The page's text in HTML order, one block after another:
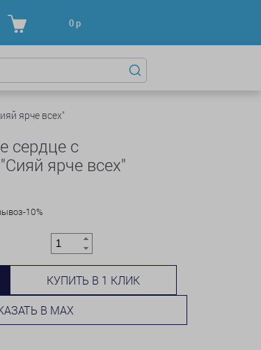
0р
ярче всех"
сердце с
ярче всех"
10%
КУПИТЬ В 1 КЛИК
В MAX